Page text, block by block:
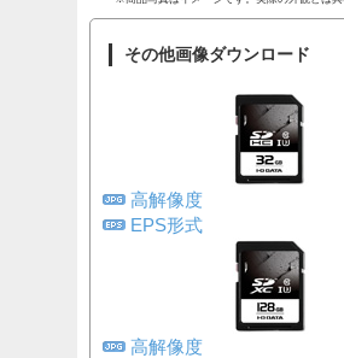
その他画像ダウンロード
高解像度
EPS形式
高解像度